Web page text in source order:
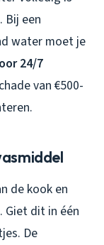
Bij een
water moet je
24/7
van €500-
de kook en
dit in één
De